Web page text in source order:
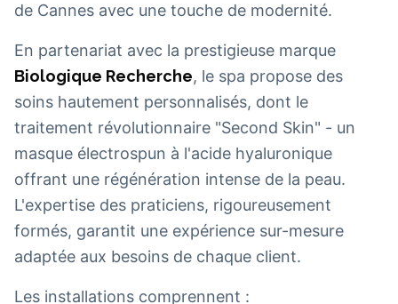
de Cannes avec une touche de modernité.
En partenariat avec la prestigieuse marque
Biologique Recherche, le spa propose des
soins hautement personnalisés, dont le
traitement révolutionnaire "Second Skin" - un
masque électrospun à l'acide hyaluronique
offrant une régénération intense de la peau.
L'expertise des praticiens, rigoureusement
formés, garantit une expérience sur-mesure
adaptée aux besoins de chaque client.
Les installations comprennent :